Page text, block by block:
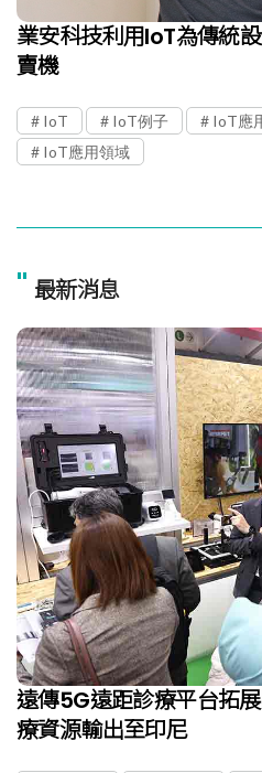
業安科技利用IoT為傳統
賣機
IoT IoT例子 IoT應
IoT應用領域
" 最新消息
遠傳5G遠距診療平台拓
療資源輸出至印尼